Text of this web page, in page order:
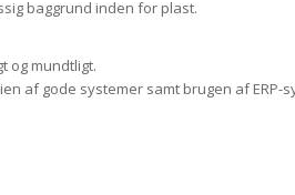
baggrund inden for plast.
og mundtligt.
af gode systemer samt brugen af ERP-